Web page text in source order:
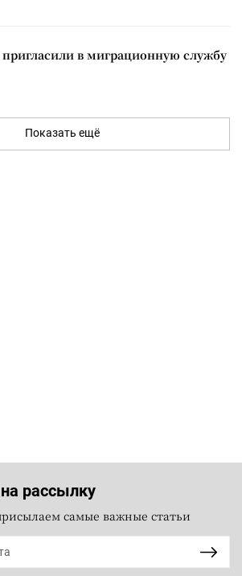
в миграционную службу
Показать ещё
рассылку
самые важные статьи